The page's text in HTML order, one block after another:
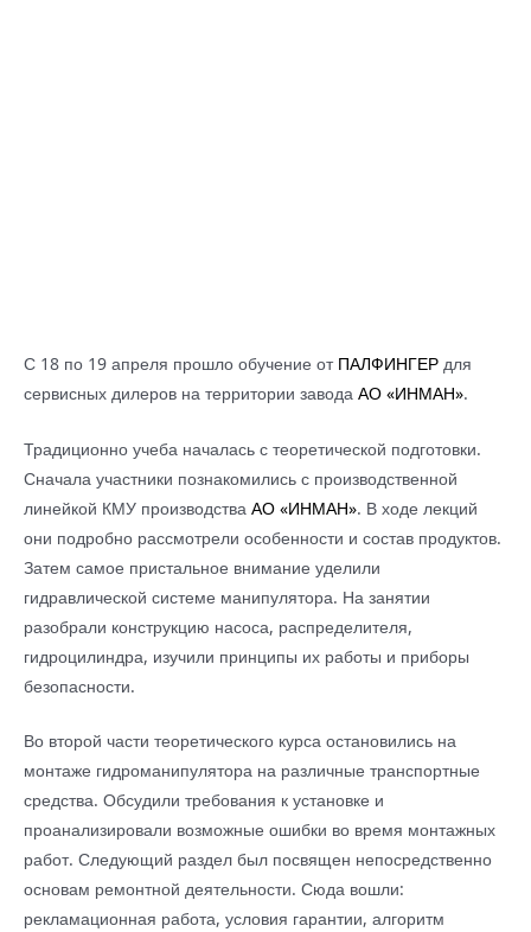
С 18 по 19 апреля прошло обучение от ПАЛФИНГЕР для
сервисных дилеров на территории завода АО «ИНМАН».
Традиционно учеба началась с теоретической подготовки.
Сначала участники познакомились с производственной
линейкой КМУ производства АО «ИНМАН». В ходе лекций
они подробно рассмотрели особенности и состав продуктов.
Затем самое пристальное внимание уделили
гидравлической системе манипулятора. На занятии
разобрали конструкцию насоса, распределителя,
гидроцилиндра, изучили принципы их работы и приборы
безопасности.
Во второй части теоретического курса остановились на
монтаже гидроманипулятора на различные транспортные
средства. Обсудили требования к установке и
проанализировали возможные ошибки во время монтажных
работ. Следующий раздел был посвящен непосредственно
основам ремонтной деятельности. Сюда вошли:
рекламационная работа, условия гарантии, алгоритм